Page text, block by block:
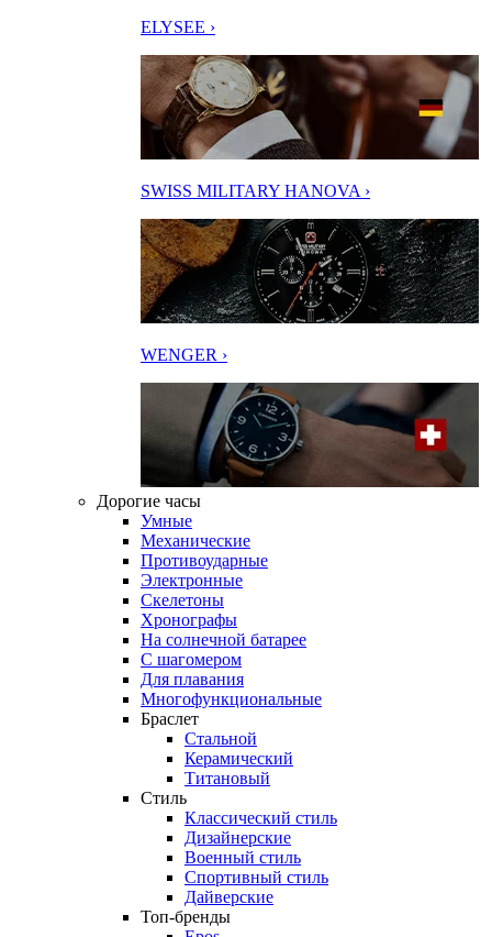
ELYSEE ›
SWISS MILITARY HANOVA ›
WENGER ›
Дорогие часы
Умные
Механические
Противоударные
Электронные
Скелетоны
Хронографы
На солнечной батарее
С шагомером
Для плавания
Многофункциональные
Браслет
Стальной
Керамический
Титановый
Стиль
Классический стиль
Дизайнерские
Военный стиль
Спортивный стиль
Дайверские
Топ-бренды